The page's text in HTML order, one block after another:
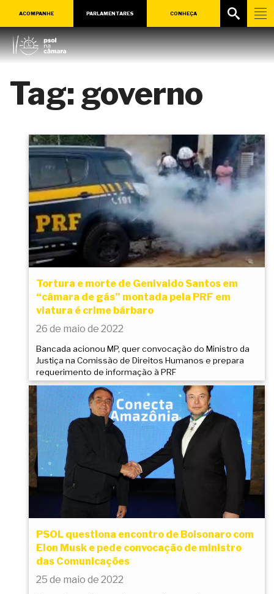
ACOMPANHE PARLAMENTARES CONHEÇA
Tag: governo
Tortura e morte de Genivaldo Santos em
“câmara de gás” montada pela PRF em
viatura é crime bárbaro
26 de maio de 2022
Bancada acionou MP, quer convocação do Ministro da
Justiça na Comissão de Direitos Humanos e prepara
requerimento de informação à PRF
PSOL questiona encontro de Bolsonaro com
Elon Musk e pede convocação de ministro
das Comunicações
25 de maio de 2022